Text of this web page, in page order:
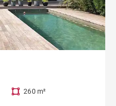
260 m²